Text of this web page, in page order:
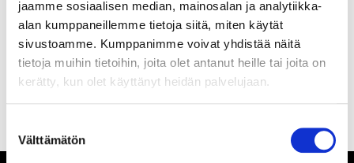
jaamme sosiaalisen median, mainosalan ja analytiikka-
alan kumppaneillemme tietoja siitä, miten käytät
sivustoamme. Kumppanimme voivat yhdistää näitä
tietoja muihin tietoihin, joita olet antanut heille tai joita on
kerätty, kun olet käyttänyt heidän palvelujaan.
valinta
Välttämätön
Olen lukenuttietosuojaselosteen ja hyväksyn
henkilötietojeni käsittelyn
TILAA SÄHKÖPOSTIISI